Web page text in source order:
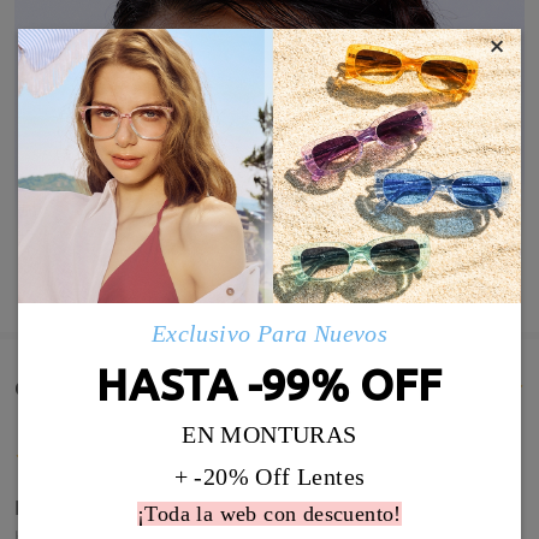
MOSTRAR MÁS
Comentarios de Clientes(28)
Nice frames, good price lenses.
×
Exclusivo Para Nuevos
HASTA -99% OFF
EN MONTURAS
+ -20% Off Lentes
¡Toda la web con descuento!